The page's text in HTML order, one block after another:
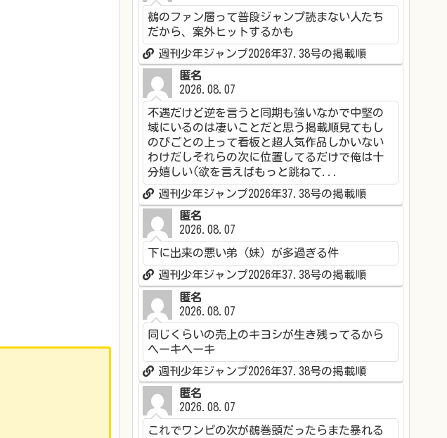
鵺のファン層って普段ジャンプ読まない人たち
だから、案外ヒットするかも
週刊少年ジャンプ2026年37.38号の掲載順
匿名
2026.08.07
不遇だけど逆を言うと同期も強いなかで中堅の
域にいるのは凄いことだと思う掲載順見てもし
のびごとの上って看板と超人気作品しかいない
わけだしそれらの次に位置してるだけで俺は十
分嬉しい(欲を言えばもっと跳ねて...
週刊少年ジャンプ2026年37.38号の掲載順
匿名
2026.08.07
下に出来の悪い弟（妹）が多過ぎる件
週刊少年ジャンプ2026年37.38号の掲載順
匿名
2026.08.07
同じくらいの売上のキヨシが生き残ってるから
ヘーキヘーキ
週刊少年ジャンプ2026年37.38号の掲載順
匿名
2026.08.07
これでワンピの次が鵺巻頭だったらまた暴れる